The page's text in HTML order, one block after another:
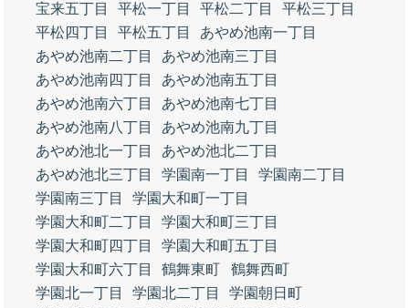
宝来五丁目
平松一丁目 平松二丁目
平松三丁目
平松四丁目
平松五丁目
あやめ池南一丁目
あやめ池南二丁目
あやめ池南三丁目
あやめ池南四丁目
あやめ池南五丁目
あやめ池南六丁目
あやめ池南七丁目
あやめ池南八丁目
あやめ池南九丁目
あやめ池北一丁目
あやめ池北二丁目
あやめ池北三丁目
学園南一丁目
学園南二丁目
学園南三丁目
学園大和町一丁目
学園大和町二丁目
学園大和町三丁目
学園大和町四丁目
学園大和町五丁目
学園大和町六丁目
鶴舞東町
鶴舞西町
学園北一丁目
学園北二丁目
学園朝日町